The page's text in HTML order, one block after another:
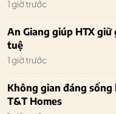
1 giờ trước
An Giang giúp HTX
tuệ
1 giờ trước
Không gian đáng
T&T Homes